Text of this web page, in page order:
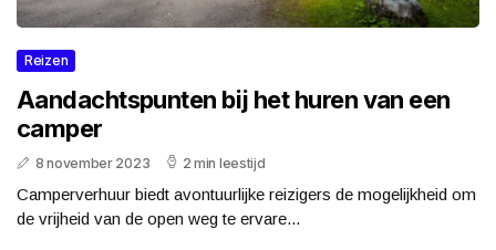
Reizen
Aandachtspunten bij het huren van een
camper
8 november 2023 2 min leestijd
Camperverhuur biedt avontuurlijke reizigers de mogelijkheid om
de vrijheid van de open weg te ervare...